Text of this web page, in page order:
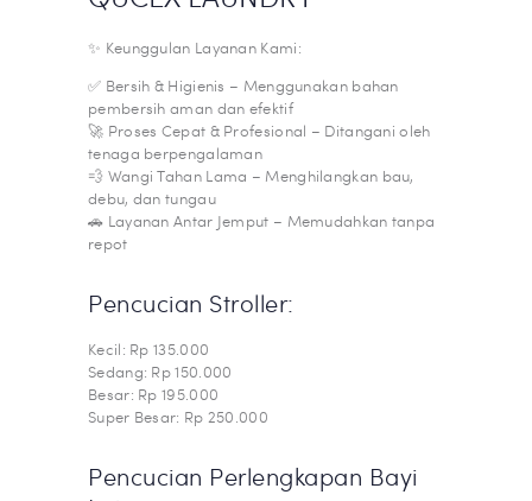
✨ Keunggulan Layanan Kami:
✅ Bersih & Higienis – Menggunakan bahan
pembersih aman dan efektif
🚀 Proses Cepat & Profesional – Ditangani oleh
tenaga berpengalaman
💨 Wangi Tahan Lama – Menghilangkan bau,
debu, dan tungau
🚗 Layanan Antar Jemput – Memudahkan tanpa
repot
Pencucian Stroller:
Kecil: Rp 135.000
Sedang: Rp 150.000
Besar: Rp 195.000
Super Besar: Rp 250.000
Pencucian Perlengkapan Bayi